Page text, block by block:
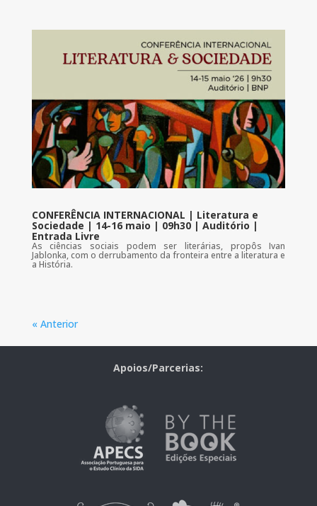
CONFERÊNCIA INTERNACIONAL | Literatura e
Sociedade | 14-16 maio | 09h30 | Auditório |
Entrada Livre
As ciências sociais podem ser literárias, propôs Ivan
Jablonka, com o derrubamento da fronteira entre a literatura e
a História.
« Anterior
Apoios/Parcerias: